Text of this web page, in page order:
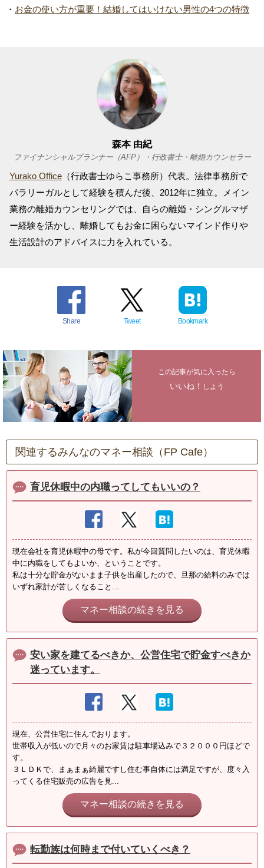
・ お金の使い方が重要！結婚してはいけない男性の4つの特徴
森本 由紀
ファイナンシャルプランナー（AFP）・行政書士・離婚カウンセラー
Yurako Office （行政書士ゆらこ事務所）代表。法律事務所で
パラリーガルとして経験を積んだ後、2012年に独立。メイン
業務の離婚カウンセリングでは、自らの離婚・シングルマザ
ー経験を活かし、離婚してもお金に困らないマインド作りや
生活設計のアドバイスに力を入れている。
Share Tweet Bookmark
この記事が気に入ったら
いいね！ しよう
関連するみんなのマネー相談（FP Cafe）
育児休暇中の内職ってしてもいいの？
現在会社を育児休暇中の母です。私が今回質問したいのは、育児休暇
中に内職をしてもよいか、ということです。
私は十分な貯金がないまま子供を出産したので、旦那の給料のみでは
いずれ家計が苦しくなること...
マネー相談の続きを見る
安い家を建てるべきか、公営住宅で貯金すべきか
迷っています。
現在、公営住宅に住んでおります。
世帯収入が低いので月々のお家賃は駐車場込みで３２０００円ほどで
す。
３ＬＤＫで、まぁまぁ綺麗ですし住む事自体には満足ですが、度々入
ってくる住宅販売の広告を見...
マネー相談の続きを見る
転勤族は何時まで付いていくべき？